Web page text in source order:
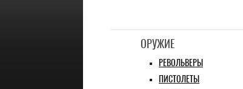
ОРУЖИЕ
РЕВОЛЬВЕРЫ
ПИСТОЛЕТЫ